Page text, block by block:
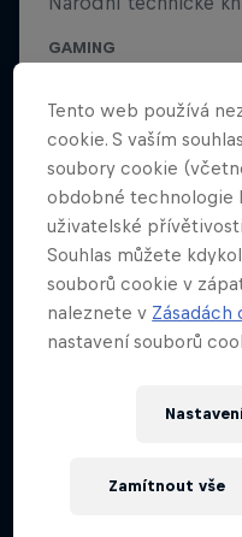
Tento web používá
cookie. S vaším
soubory cookie
obdobné technologie
uživatelské
Souhlas můžete
souborů cookie v
naleznete v
nastavení souborů
Zamítnout vše